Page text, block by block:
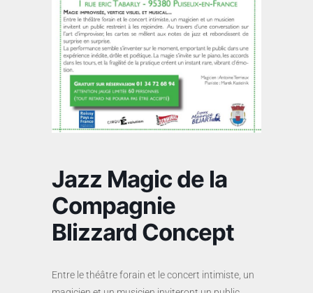
Jazz Magic de la
Compagnie
Blizzard Concept
Entre le théâtre forain et le concert intimiste, un